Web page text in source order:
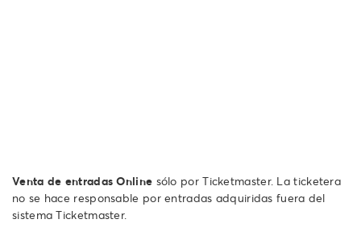
Venta de entradas Online sólo por Ticketmaster. La ticketera
no se hace responsable por entradas adquiridas fuera del
sistema Ticketmaster.